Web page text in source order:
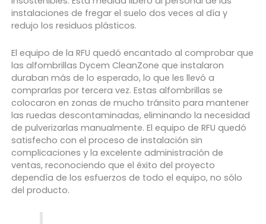
instalaciones de fregar el suelo dos veces al día y
redujo los residuos plásticos.
El equipo de la RFU quedó encantado al comprobar que
las alfombrillas Dycem CleanZone que instalaron
duraban más de lo esperado, lo que les llevó a
comprarlas por tercera vez. Estas alfombrillas se
colocaron en zonas de mucho tránsito para mantener
las ruedas descontaminadas, eliminando la necesidad
de pulverizarlas manualmente. El equipo de RFU quedó
satisfecho con el proceso de instalación sin
complicaciones y la excelente administración de
ventas, reconociendo que el éxito del proyecto
dependía de los esfuerzos de todo el equipo, no sólo
del producto.